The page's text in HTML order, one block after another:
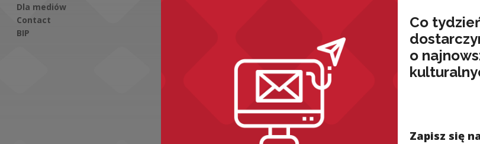
Dla mediów
Contact
BIP
Recommended
Co
o
Zapisz się